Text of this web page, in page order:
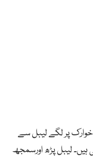
خوارک پر لگے لیبل سے
لیبل پڑھ اورسمجھ